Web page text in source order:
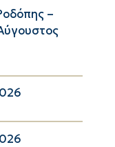
–